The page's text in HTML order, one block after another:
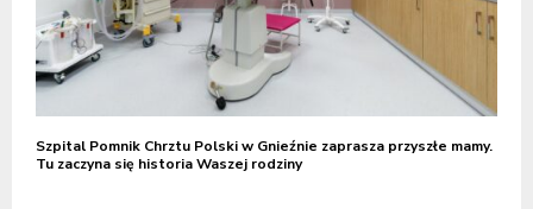
Szpital Pomnik Chrztu Polski w Gnieźnie zaprasza przyszłe mamy.
Tu zaczyna się historia Waszej rodziny